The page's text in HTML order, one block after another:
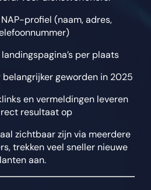
profiel (naam, adres,
per plaats
belangrijker geworden in 2025
en vermeldingen leveren
resultaat op
zichtbaar zijn via meerdere
trekken veel sneller nieuwe
aan.